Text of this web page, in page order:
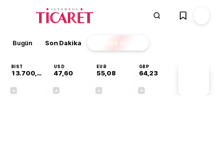
Bugün Son Dakika Finans EKSTRA
BIST
13.700,08
USD
47,60
EUR
55,08
GBP
64,23